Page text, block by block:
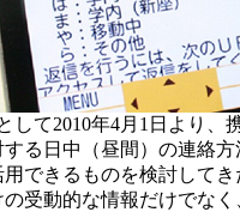
て2010年4月1日より、
日中（昼間）の連絡
できるものを検討して
受動的な情報だけでな